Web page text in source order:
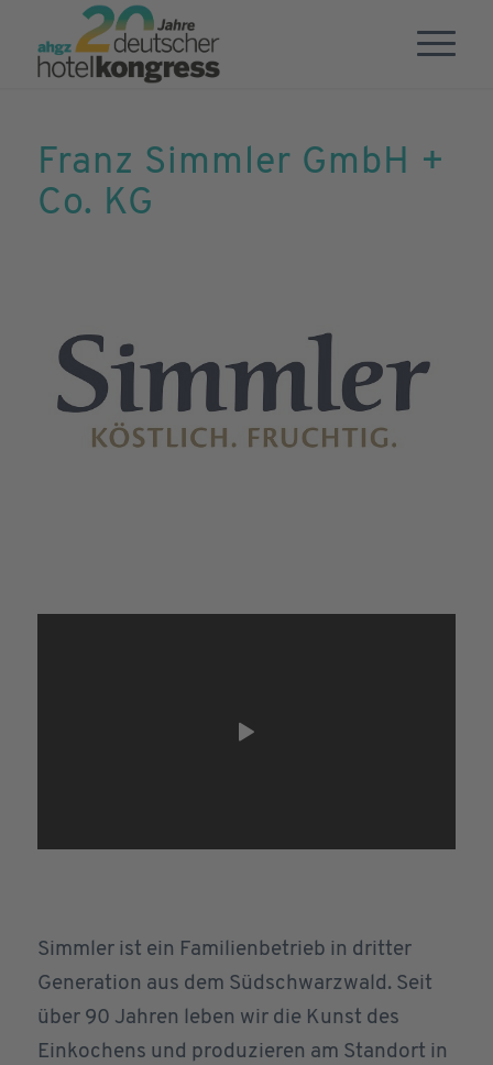
Franz Simmler GmbH +
Co. KG
Simmler ist ein Familienbetrieb in dritter
Generation aus dem Südschwarzwald. Seit
über 90 Jahren leben wir die Kunst des
Einkochens und produzieren am Standort in